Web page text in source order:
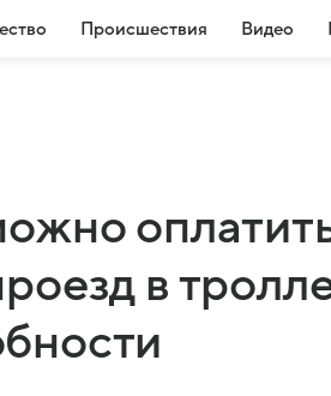
Происшествия Видео
в